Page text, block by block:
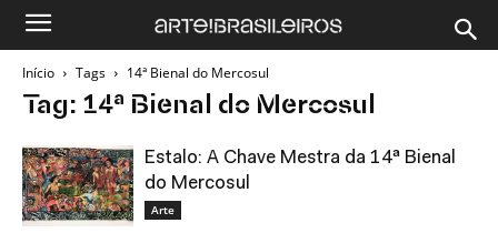
Início Tags 14ª Bienal do Mercosul
Tag: 14ª Bienal do Mercosul
Estalo: A Chave Mestra da 14ª Bienal
do Mercosul
Arte